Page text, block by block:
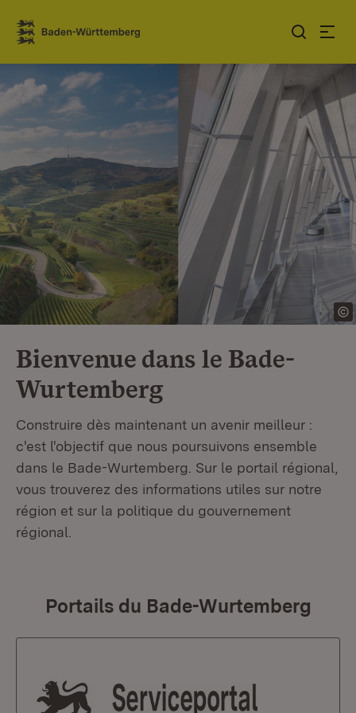
Sauter au contenu
Link zur Startseite
Bienvenue dans le Bade-
Wurtemberg
Construire dès maintenant un avenir meilleur :
c'est l'objectif que nous poursuivons ensemble
dans le Bade-Wurtemberg. Sur le portail régional,
vous trouverez des informations utiles sur notre
région et sur la politique du gouvernement
régional.
Portails du Bade-Wurtemberg